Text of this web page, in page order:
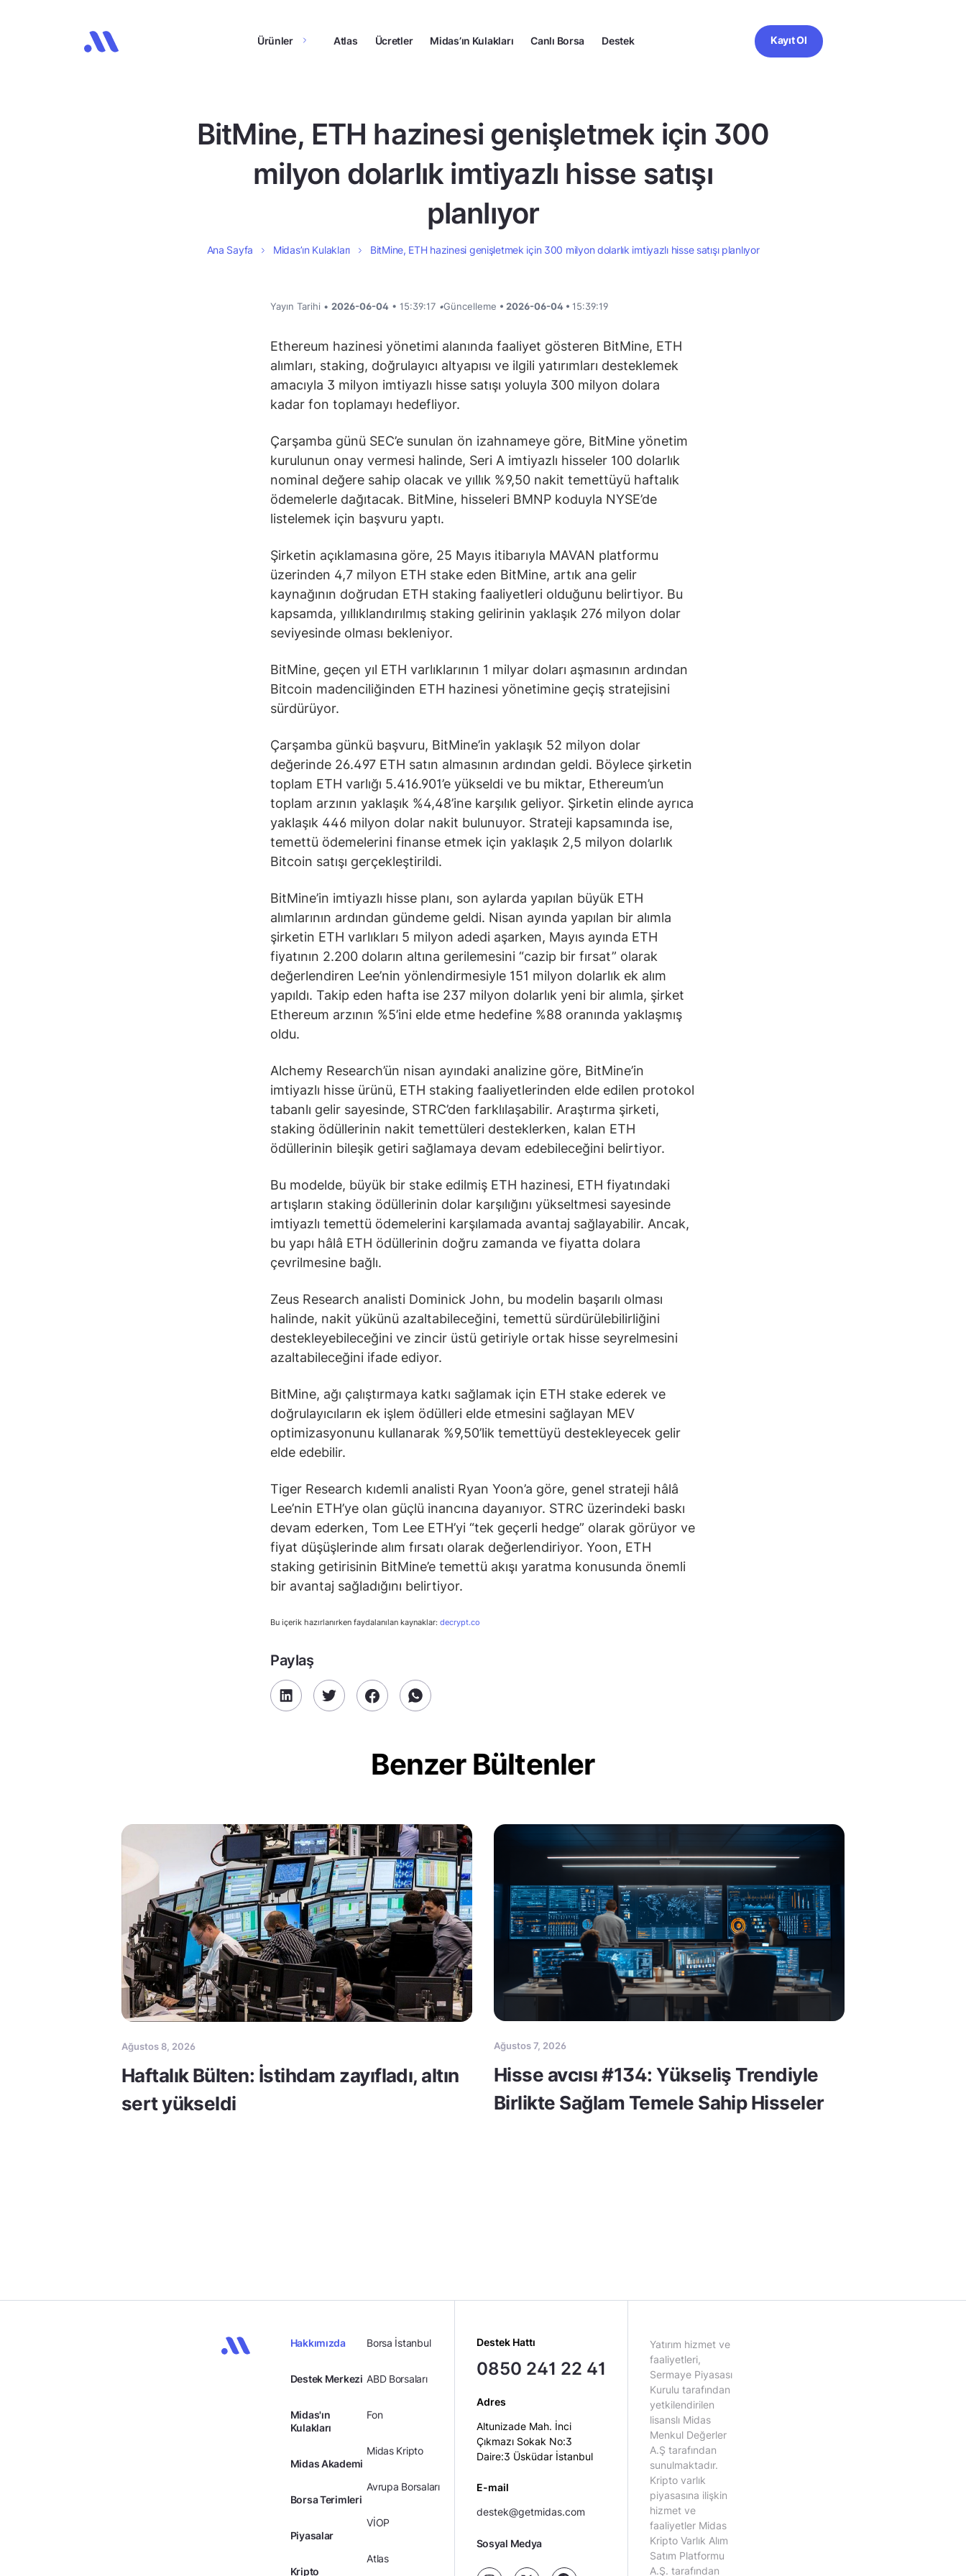
Ürünler Atlas Ücretler Midas’ın Kulakları Canlı Borsa Destek Kayıt Ol
BitMine, ETH hazinesi genişletmek için 300
milyon dolarlık imtiyazlı hisse satışı
planlıyor
Ana Sayfa Midas’ın Kulakları BitMine, ETH hazinesi genişletmek için 300 milyon dolarlık imtiyazlı hisse satışı planlıyor
Yayın Tarihi • 2026-06-04 • 15:39:17 •Güncelleme • 2026-06-04 • 15:39:19
Ethereum hazinesi yönetimi alanında faaliyet gösteren BitMine, ETH
alımları, staking, doğrulayıcı altyapısı ve ilgili yatırımları desteklemek
amacıyla 3 milyon imtiyazlı hisse satışı yoluyla 300 milyon dolara
kadar fon toplamayı hedefliyor.
Çarşamba günü SEC’e sunulan ön izahnameye göre, BitMine yönetim
kurulunun onay vermesi halinde, Seri A imtiyazlı hisseler 100 dolarlık
nominal değere sahip olacak ve yıllık %9,50 nakit temettüyü haftalık
ödemelerle dağıtacak. BitMine, hisseleri BMNP koduyla NYSE’de
listelemek için başvuru yaptı.
Şirketin açıklamasına göre, 25 Mayıs itibarıyla MAVAN platformu
üzerinden 4,7 milyon ETH stake eden BitMine, artık ana gelir
kaynağının doğrudan ETH staking faaliyetleri olduğunu belirtiyor. Bu
kapsamda, yıllıklandırılmış staking gelirinin yaklaşık 276 milyon dolar
seviyesinde olması bekleniyor.
BitMine, geçen yıl ETH varlıklarının 1 milyar doları aşmasının ardından
Bitcoin madenciliğinden ETH hazinesi yönetimine geçiş stratejisini
sürdürüyor.
Çarşamba günkü başvuru, BitMine’in yaklaşık 52 milyon dolar
değerinde 26.497 ETH satın almasının ardından geldi. Böylece şirketin
toplam ETH varlığı 5.416.901’e yükseldi ve bu miktar, Ethereum’un
toplam arzının yaklaşık %4,48’ine karşılık geliyor. Şirketin elinde ayrıca
yaklaşık 446 milyon dolar nakit bulunuyor. Strateji kapsamında ise,
temettü ödemelerini finanse etmek için yaklaşık 2,5 milyon dolarlık
Bitcoin satışı gerçekleştirildi.
BitMine’in imtiyazlı hisse planı, son aylarda yapılan büyük ETH
alımlarının ardından gündeme geldi. Nisan ayında yapılan bir alımla
şirketin ETH varlıkları 5 milyon adedi aşarken, Mayıs ayında ETH
fiyatının 2.200 doların altına gerilemesini “cazip bir fırsat” olarak
değerlendiren Lee’nin yönlendirmesiyle 151 milyon dolarlık ek alım
yapıldı. Takip eden hafta ise 237 milyon dolarlık yeni bir alımla, şirket
Ethereum arzının %5’ini elde etme hedefine %88 oranında yaklaşmış
oldu.
Alchemy Research’ün nisan ayındaki analizine göre, BitMine’in
imtiyazlı hisse ürünü, ETH staking faaliyetlerinden elde edilen protokol
tabanlı gelir sayesinde, STRC’den farklılaşabilir. Araştırma şirketi,
staking ödüllerinin nakit temettüleri desteklerken, kalan ETH
ödüllerinin bileşik getiri sağlamaya devam edebileceğini belirtiyor.
Bu modelde, büyük bir stake edilmiş ETH hazinesi, ETH fiyatındaki
artışların staking ödüllerinin dolar karşılığını yükseltmesi sayesinde
imtiyazlı temettü ödemelerini karşılamada avantaj sağlayabilir. Ancak,
bu yapı hâlâ ETH ödüllerinin doğru zamanda ve fiyatta dolara
çevrilmesine bağlı.
Zeus Research analisti Dominick John, bu modelin başarılı olması
halinde, nakit yükünü azaltabileceğini, temettü sürdürülebilirliğini
destekleyebileceğini ve zincir üstü getiriyle ortak hisse seyrelmesini
azaltabileceğini ifade ediyor.
BitMine, ağı çalıştırmaya katkı sağlamak için ETH stake ederek ve
doğrulayıcıların ek işlem ödülleri elde etmesini sağlayan MEV
optimizasyonunu kullanarak %9,50’lik temettüyü destekleyecek gelir
elde edebilir.
Tiger Research kıdemli analisti Ryan Yoon’a göre, genel strateji hâlâ
Lee’nin ETH’ye olan güçlü inancına dayanıyor. STRC üzerindeki baskı
devam ederken, Tom Lee ETH’yi “tek geçerli hedge” olarak görüyor ve
fiyat düşüşlerinde alım fırsatı olarak değerlendiriyor. Yoon, ETH
staking getirisinin BitMine’e temettü akışı yaratma konusunda önemli
bir avantaj sağladığını belirtiyor.
Bu içerik hazırlanırken faydalanılan kaynaklar: decrypt.co
Paylaş
Benzer Bültenler
Ağustos 8, 2026
Haftalık Bülten: İstihdam zayıfladı, altın
sert yükseldi
Ağustos 7, 2026
Hisse avcısı #134: Yükseliş Trendiyle
Birlikte Sağlam Temele Sahip Hisseler
Hakkımızda
Destek Merkezi
Midas'ın
Kulakları
Midas Akademi
Borsa Terimleri
Piyasalar
Kripto
Borsa İstanbul
ABD Borsaları
Fon
Midas Kripto
Avrupa Borsaları
VİOP
Atlas
Destek Hattı
0850 241 22 41
Adres
Altunizade Mah. İnci
Çıkmazı Sokak No:3
Daire:3 Üsküdar İstanbul
E-mail
destek@getmidas.com
Sosyal Medya
Yatırım hizmet ve
faaliyetleri,
Sermaye Piyasası
Kurulu tarafından
yetkilendirilen
lisanslı Midas
Menkul Değerler
A.Ş tarafından
sunulmaktadır.
Kripto varlık
piyasasına ilişkin
hizmet ve
faaliyetler Midas
Kripto Varlık Alım
Satım Platformu
A.Ş. tarafından